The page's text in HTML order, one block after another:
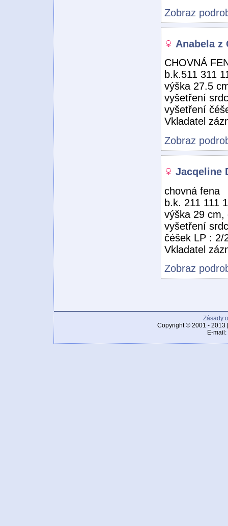
Zobraz
Anabela z
CHOVNÁ
b.k.511 311
výška 27.5
vyšetření
vyšetření
Vkladatel
Zobraz
Jacqeline
chovná fena
b.k. 211 111
výška 29 cm,
vyšetření
čéšek LP : 2/
Vkladatel
Zobraz
Zásady
Copyright © 2001 - 2013
E-mail: